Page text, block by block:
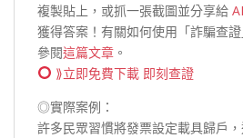
複製貼上，或抓一張截圖並分享給
獲得答案！有關如何使用「詐騙查
參閱這篇文章 。
⟫立即免費下載 即刻查證
◎實際案例：
許多民眾習慣將發票設定載具歸戶